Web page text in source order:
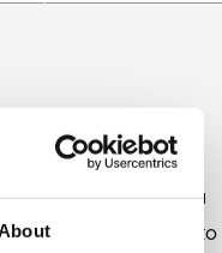
About
e agli atterraggi più
finale è ora pronto